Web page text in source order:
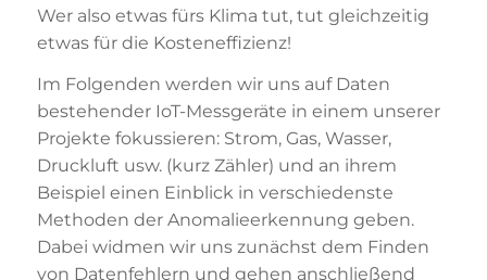
Wer also etwas fürs Klima tut, tut gleichzeitig
etwas für die Kosteneffizienz!
Im Folgenden werden wir uns auf Daten
bestehender IoT-Messgeräte in einem unserer
Projekte fokussieren: Strom, Gas, Wasser,
Druckluft usw. (kurz Zähler) und an ihrem
Beispiel einen Einblick in verschiedenste
Methoden der Anomalieerkennung geben.
Dabei widmen wir uns zunächst dem Finden
von Datenfehlern und gehen anschließend